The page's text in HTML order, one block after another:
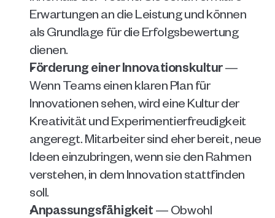
Erwartungen an die Leistung und können
als Grundlage für die Erfolgsbewertung
dienen.
Förderung einer Innovationskultur —
Wenn Teams einen klaren Plan für
Innovationen sehen, wird eine Kultur der
Kreativität und Experimentierfreudigkeit
angeregt. Mitarbeiter sind eher bereit, neue
Ideen einzubringen, wenn sie den Rahmen
verstehen, in dem Innovation stattfinden
soll.
Anpassungsfähigkeit — Obwohl